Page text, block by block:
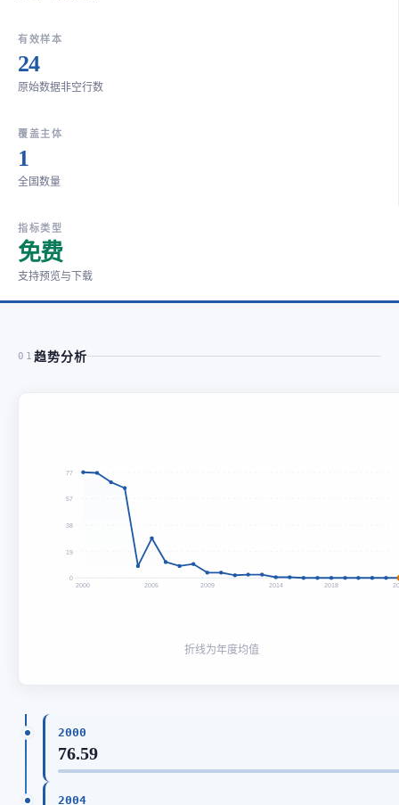
有效样本
24
原始数据非空行数
覆盖主体
1
全国数量
指标类型
免费
支持预览与下载
01 趋势分析
77
57
38
19
0
2000 2005 2009 2014 2018
折线为年度均值
2000
76.59
2004